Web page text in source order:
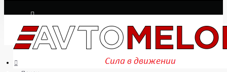
Логин
Регистрация